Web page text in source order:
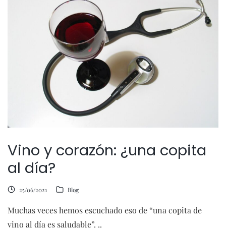
Vino y corazón: ¿una copita
al día?
25/06/2021 Blog
Muchas veces hemos escuchado eso de “una copita de
vino al día es saludable”. ..